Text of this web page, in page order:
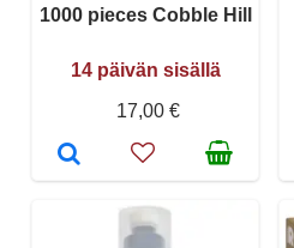
1000 pieces Cobble Hill
14 päivän sisällä
17,00 €